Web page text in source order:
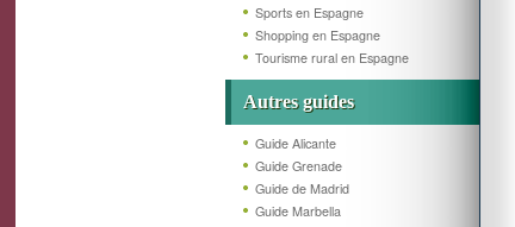
Sports en Espagne
Shopping en Espagne
Tourisme rural en Espagne
Autres guides
Guide Alicante
Guide Grenade
Guide de Madrid
Guide Marbella